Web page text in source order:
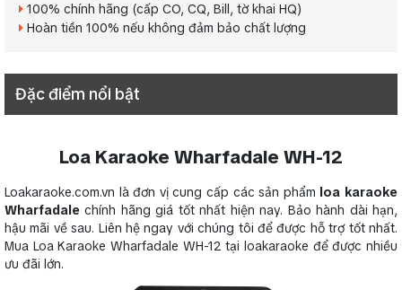
100% chính hãng (cấp CO, CQ, Bill, tờ khai HQ)
Hoàn tiền 100% nếu không đảm bảo chất lượng
Đặc điểm nổi bật
Loa Karaoke Wharfadale WH-12
Loakaraoke.com.vn là đơn vị cung cấp các sản phẩm loa karaoke
Wharfadalechính hãng giá tốt nhất hiện nay. Bảo hành dài hạn,
hậu mãi về sau. Liên hệ ngay với chúng tôi để được hỗ trợ tốt nhất.
Mua Loa Karaoke Wharfadale WH-12 tại loakaraoke để được nhiều
ưu đãi lớn.